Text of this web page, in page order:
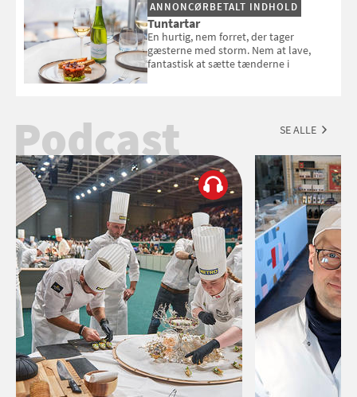
ANNONCØRBETALT INDHOLD
Tuntartar
En hurtig, nem forret, der tager
gæsterne med storm. Nem at lave,
fantastisk at sætte tænderne i
Podcast SE ALLE